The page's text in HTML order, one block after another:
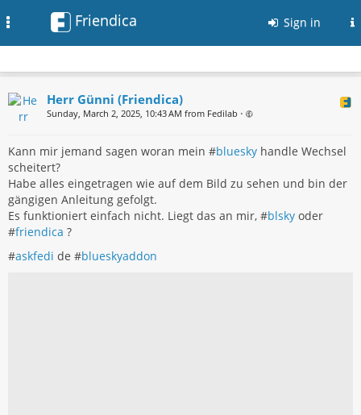
Friendica Sign in
Herr Günni (Friendica)
Sunday, March 2, 2025, 10:43 AM from Fedilab •
Kann mir jemand sagen woran mein #bluesky handle Wechsel
scheitert?
Habe alles eingetragen wie auf dem Bild zu sehen und bin der
gängigen Anleitung gefolgt.
Es funktioniert einfach nicht. Liegt das an mir, #blsky oder
#friendica ?
#askfedi de #blueskyaddon